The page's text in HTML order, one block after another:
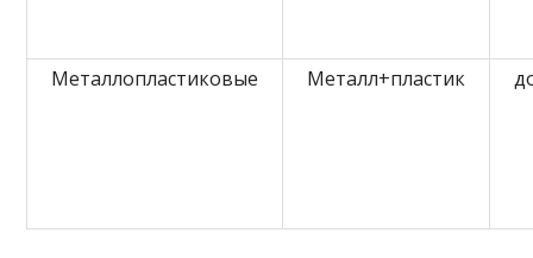
Металлопластиковые Металл+пластик